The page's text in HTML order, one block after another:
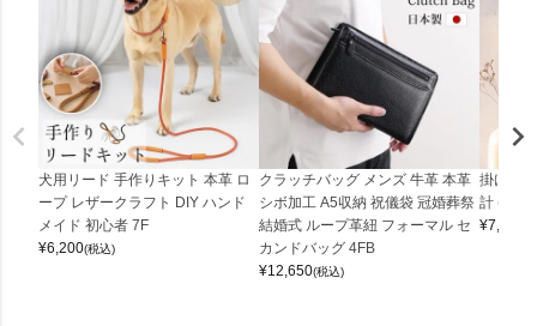
犬用リード 手作りキット 本革 ロ
ープ レザークラフト DIY ハンド
メイド 初心者 7F
¥6,200(税込)
クラッチバッグ メンズ 牛革 本革
シボ加工 A5収納 祝儀袋 冠婚葬祭
結婚式 ループ革紐 フォーマル セ
カンドバッグ 4FB
¥12,650(税込)
掛け時
計
¥7,150